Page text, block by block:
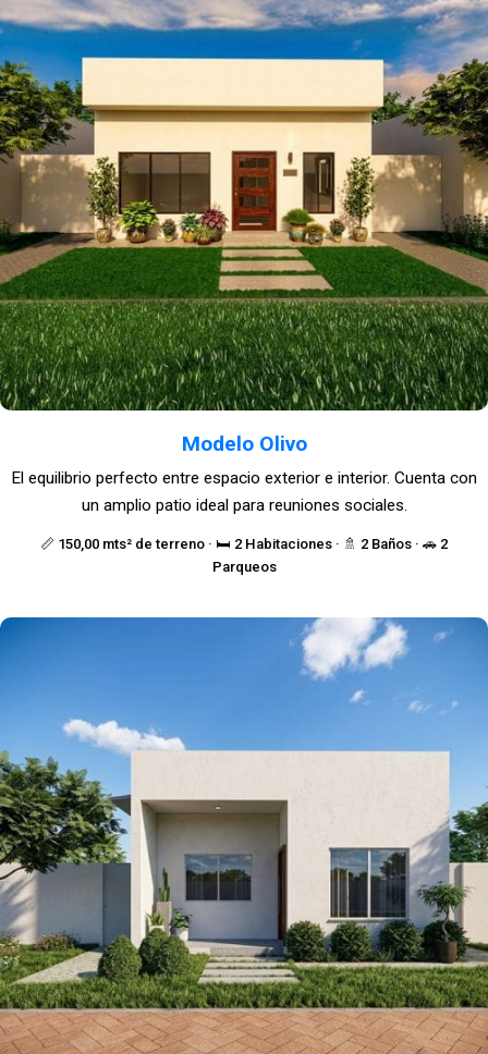
Modelo Olivo
📏 150,00 mts² de terreno · 🛏️ 2 Habitaciones · 🚿 2 Baños · 🚗 2
Parqueos
El equilibrio perfecto entre espacio exterior e interior. Cuenta con
un amplio patio ideal para reuniones sociales.